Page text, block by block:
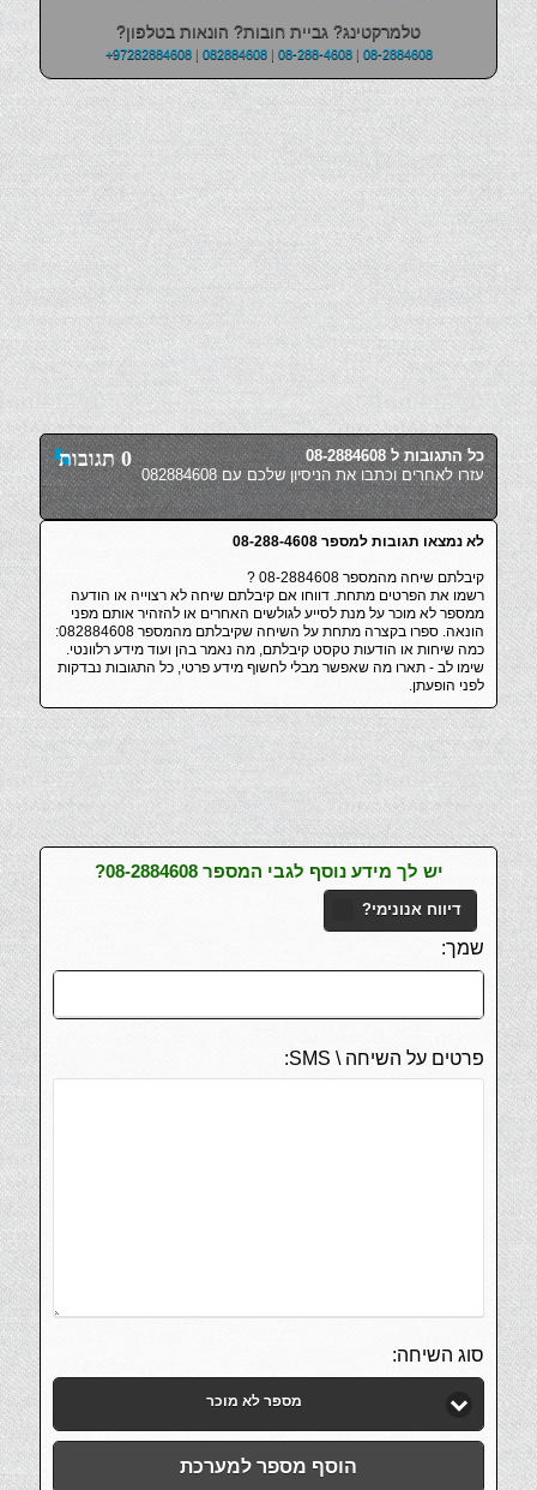
טלמרקטינג? גביית חובות? הונאות בטלפון?
+97282884608| 082884608| 08-288-4608| 08-2884608
0 תגובות
כל התגובות ל 08-2884608
עזרו לאחרים וכתבו את הניסיון שלכם עם 082884608
לא נמצאו תגובות למספר 08-288-4608
קיבלתם שיחה מהמספר 08-2884608 ?
רשמו את הפרטים מתחת. דווחו אם קיבלתם שיחה לא רצוייה או הודעה
ממספר לא מוכר על מנת לסייע לגולשים האחרים או להזהיר אותם מפני
הונאה. ספרו בקצרה מתחת על השיחה שקיבלתם מהמספר 082884608:
כמה שיחות או הודעות טקסט קיבלתם, מה נאמר בהן ועוד מידע רלוונטי.
שימו לב - תארו מה שאפשר מבלי לחשוף מידע פרטי, כל התגובות נבדקות
לפני הופעתן.
יש לך מידע נוסף לגבי המספר 08-2884608?
דיווח אנונימי?
שמך:
פרטים על השיחה \ SMS:
סוג השיחה:
מספר לא מוכר
הוסף מספר למערכת